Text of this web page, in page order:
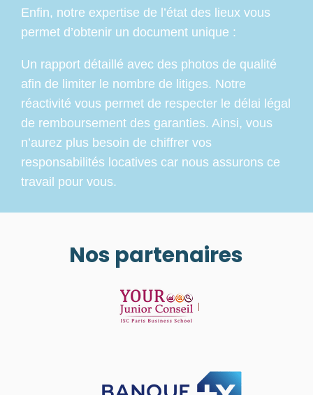
Enfin, notre expertise de l’état des lieux vous
permet d’obtenir un document unique :
Un rapport détaillé avec des photos de qualité
afin de limiter le nombre de litiges. Notre
réactivité vous permet de respecter le délai légal
de remboursement des garanties. Ainsi, vous
n’aurez plus besoin de chiffrer vos
responsabilités locatives car nous assurons ce
travail pour vous.
Nos partenaires